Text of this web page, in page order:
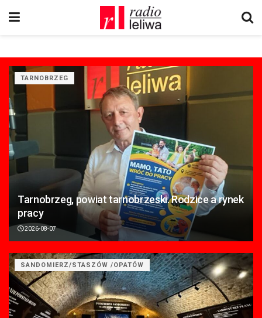
TARNOBRZEG
Tarnobrzeg, powiat tarnobrzeski. Rodzice a rynek
pracy
2026-08-07
SANDOMIERZ/STASZÓW /OPATÓW